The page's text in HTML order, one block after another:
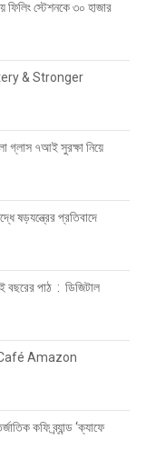
স্টেশনকে ৩০ হাজার
& Stronger
গ্লাস ৭আই সুরক্ষা নিয়ে
ষড়যন্ত্রের প্রতিবাদে
বছরের পাঠ : ডিজিটাল
Amazon
কফি ব্র্যান্ড ‘ক্যাফে